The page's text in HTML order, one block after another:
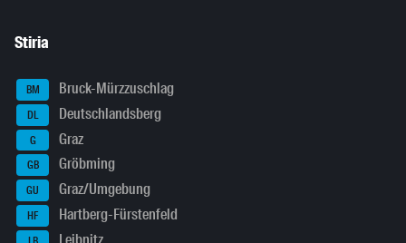
Stiria
BM Bruck-Mürzzuschlag
DL Deutschlandsberg
G Graz
GB Gröbming
GU Graz/Umgebung
HF Hartberg-Fürstenfeld